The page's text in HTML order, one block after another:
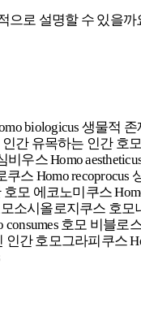
으로 설명할 수 있을